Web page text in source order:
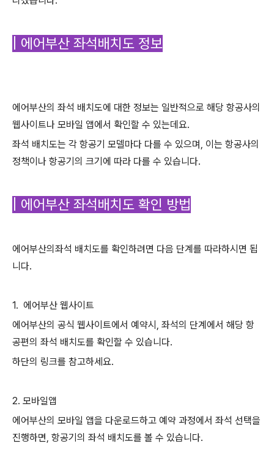
| 에어부산 좌석배치도 정보
에어부산의 좌석 배치도에 대한 정보는 일반적으로 해당 항공사의
웹사이트나 모바일 앱에서 확인할 수 있는데요.
좌석 배치도는 각 항공기 모델마다 다를 수 있으며, 이는 항공사의
정책이나 항공기의 크기에 따라 다를 수 있습니다.
| 에어부산 좌석배치도 확인 방법
에어부산의좌석 배치도를 확인하려면 다음 단계를 따라하시면 됩
니다.
1. 에어부산 웹사이트
에어부산의 공식 웹사이트에서 예약시, 좌석의 단계에서 해당 항
공편의 좌석 배치도를 확인할 수 있습니다.
하단의 링크를 참고하세요.
2. 모바일앱
에어부산의 모바일 앱을 다운로드하고 예약 과정에서 좌석 선택을
진행하면, 항공기의 좌석 배치도를 볼 수 있습니다.